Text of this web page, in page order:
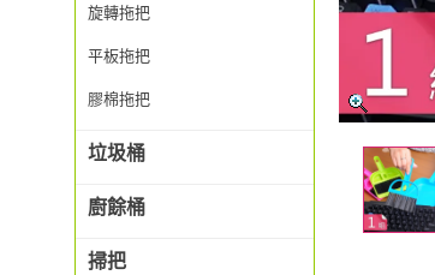
旋轉拖把
平板拖把
膠棉拖把
垃圾桶
廚餘桶
掃把